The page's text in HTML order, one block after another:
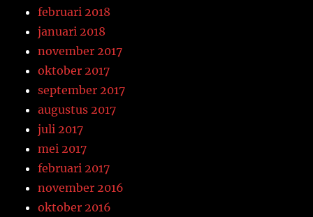
februari 2018
januari 2018
november 2017
oktober 2017
september 2017
augustus 2017
juli 2017
mei 2017
februari 2017
november 2016
oktober 2016